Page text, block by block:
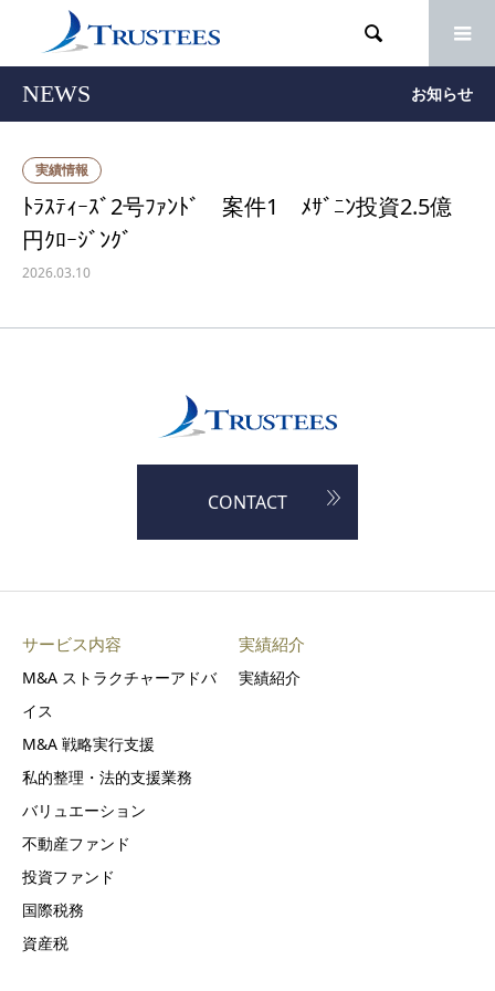

NEWS お知らせ
実績情報
ﾄﾗｽﾃｨｰｽﾞ2号ﾌｧﾝﾄﾞ 案件1 ﾒｻﾞﾆﾝ投資2.5億
円ｸﾛｰｼﾞﾝｸﾞ
2026.03.10
CONTACT
サービス内容
M&A ストラクチャーアドバ
イス
M&A 戦略実行支援
私的整理・法的支援業務
バリュエーション
不動産ファンド
投資ファンド
国際税務
資産税
実績紹介
実績紹介